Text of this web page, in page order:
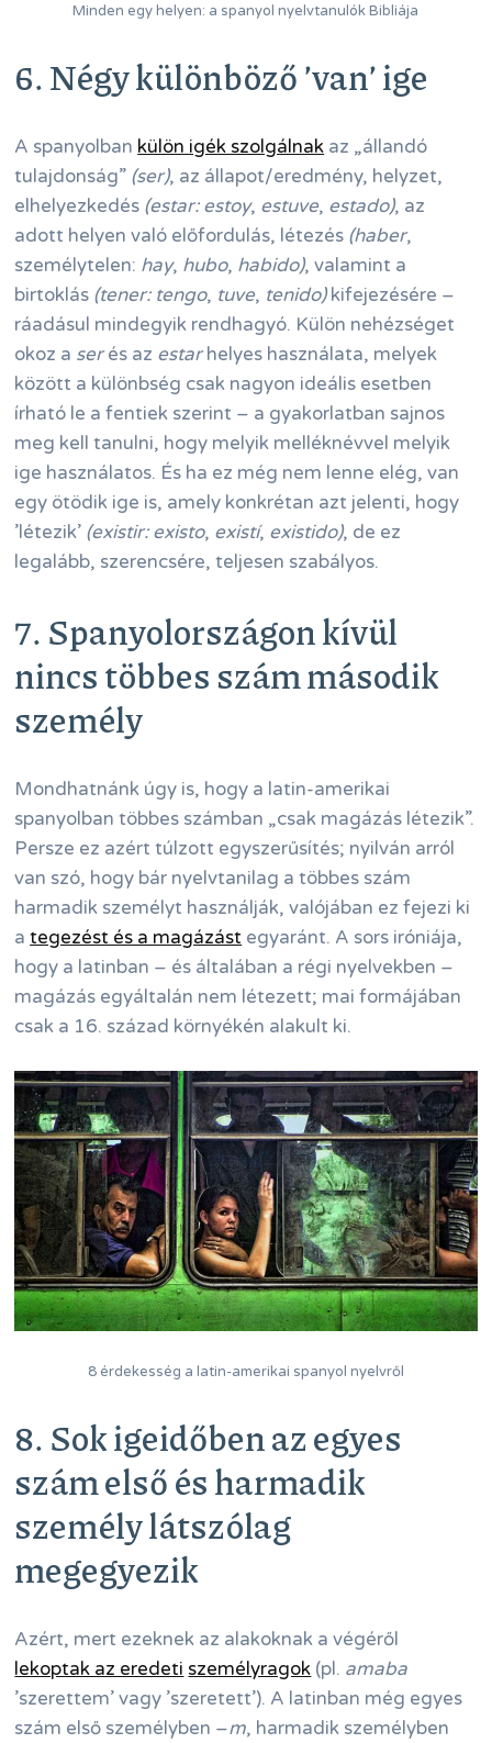
Minden egy helyen: a spanyol nyelvtanulók Bibliája
6. Négy különböző ’van’ ige
A spanyolban külön igék szolgálnak az „állandó
tulajdonság” (ser), az állapot/eredmény, helyzet,
elhelyezkedés (estar: estoy, estuve, estado), az
adott helyen való előfordulás, létezés (haber,
személytelen: hay, hubo, habido), valamint a
birtoklás (tener: tengo, tuve, tenido)kifejezésére –
ráadásul mindegyik rendhagyó. Külön nehézséget
okoz a serés az estarhelyes használata, melyek
között a különbség csak nagyon ideális esetben
írható le a fentiek szerint – a gyakorlatban sajnos
meg kell tanulni, hogy melyik melléknévvel melyik
ige használatos. És ha ez még nem lenne elég, van
egy ötödik ige is, amely konkrétan azt jelenti, hogy
’létezik’ (existir: existo, existí, existido), de ez
legalább, szerencsére, teljesen szabályos.
7. Spanyolországon kívül
nincs többes szám második
személy
Mondhatnánk úgy is, hogy a latin-amerikai
spanyolban többes számban „csak magázás létezik”.
Persze ez azért túlzott egyszerűsítés; nyilván arról
van szó, hogy bár nyelvtanilag a többes szám
harmadik személyt használják, valójában ez fejezi ki
ategezést és a magázást egyaránt. A sors iróniája,
hogy a latinban – és általában a régi nyelvekben –
magázás egyáltalán nem létezett; mai formájában
csak a 16. század környékén alakult ki.
8 érdekesség a latin-amerikai spanyol nyelvről
8. Sok igeidőben az egyes
szám első és harmadik
személy látszólag
megegyezik
Azért, mert ezeknek az alakoknak a végéről
lekoptak az eredeti személyragok (pl. amaba
’szerettem’ vagy ’szeretett’). A latinban még egyes
szám első személyben –m, harmadik személyben